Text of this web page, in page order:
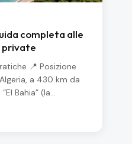
completa alle
private
📍 Posizione
a 430 km da
Bahia” (la…